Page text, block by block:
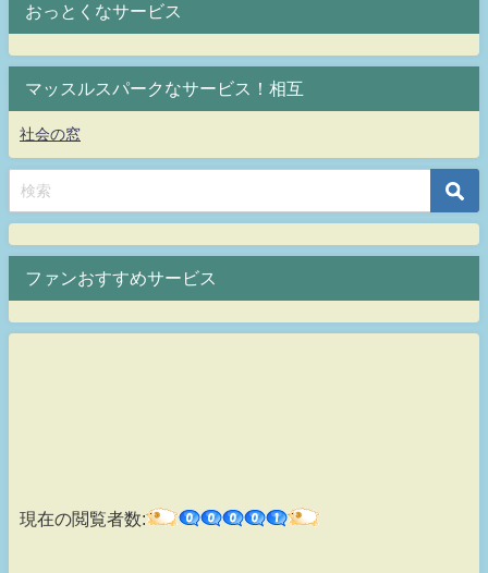
おっとくなサービス
マッスルスパークなサービス！相互
社会の窓
ファンおすすめサービス
現在の閲覧者数: